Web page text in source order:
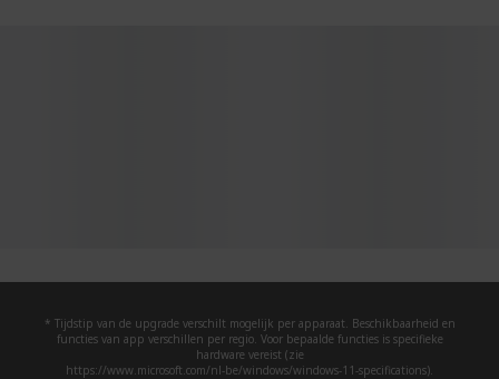
* Tijdstip van de upgrade verschilt mogelijk per apparaat. Beschikbaarheid en
functies van app verschillen per regio. Voor bepaalde functies is specifieke
hardware vereist (zie
https://www.microsoft.com/nl-be/windows/windows-11-specifications).